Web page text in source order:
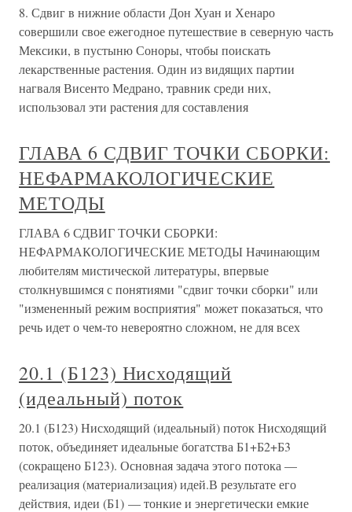
8. Сдвиг в нижние области Дон Хуан и Хенаро
совершили свое ежегодное путешествие в северную часть
Мексики, в пустыню Соноры, чтобы поискать
лекарственные растения. Один из видящих партии
нагваля Висенто Медрано, травник среди них,
использовал эти растения для составления
ГЛАВА 6 СДВИГ ТОЧКИ СБОРКИ:
НЕФАРМАКОЛОГИЧЕСКИЕ
МЕТОДЫ
ГЛАВА 6 СДВИГ ТОЧКИ СБОРКИ:
НЕФАРМАКОЛОГИЧЕСКИЕ МЕТОДЫ Начинающим
любителям мистической литературы, впервые
столкнувшимся с понятиями "сдвиг точки сборки" или
"измененный режим восприятия" может показаться, что
речь идет о чем-то невероятно сложном, не для всех
20.1 (Б123) Нисходящий
(идеальный) поток
20.1 (Б123) Нисходящий (идеальный) поток Нисходящий
поток, объединяет идеальные богатства Б1+Б2+Б3
(сокращено Б123). Основная задача этого потока —
реализация (материализация) идей.В результате его
действия, идеи (Б1) — тонкие и энергетически емкие